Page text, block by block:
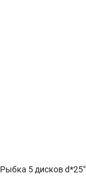
5 дисков d*25"